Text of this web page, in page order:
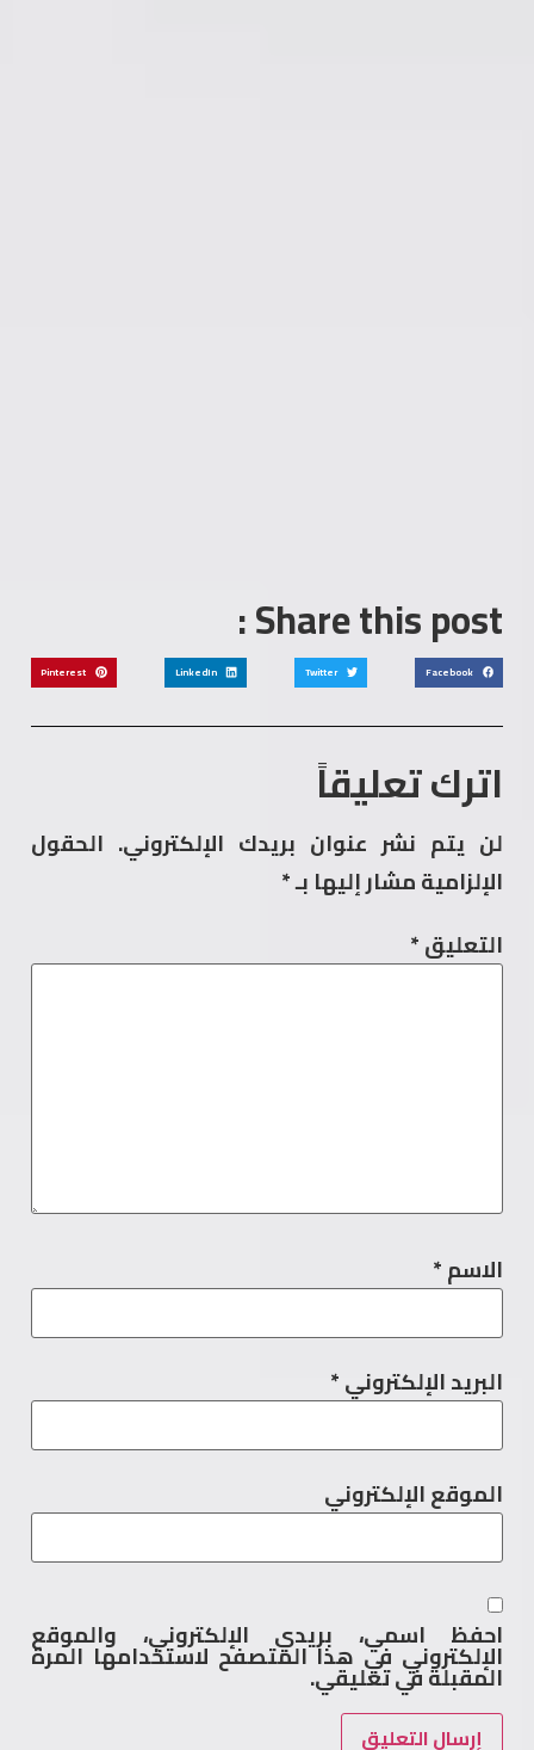
Share this post :
Facebook
Twitter
LinkedIn
Pinterest
اترك تعليقاً
لن يتم نشر عنوان بريدك الإلكتروني. الحقول
الإلزامية مشار إليها بـ *
التعليق*
الاسم*
البريد الإلكتروني*
الموقع الإلكتروني
احفظ اسمي، بريدي الإلكتروني، والموقع
الإلكتروني في هذا المتصفح لاستخدامها المرة
المقبلة في تعليقي.